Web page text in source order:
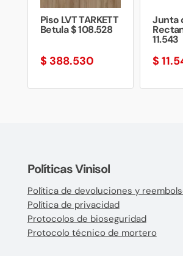
Piso LVT TARKETT
Betula $ 108.528
$ 388.530
Junta
11.543
$
Políticas Vinisol
Política de devoluciones y
Política de privacidad
Protocolos de bioseguridad
Protocolo técnico de mortero